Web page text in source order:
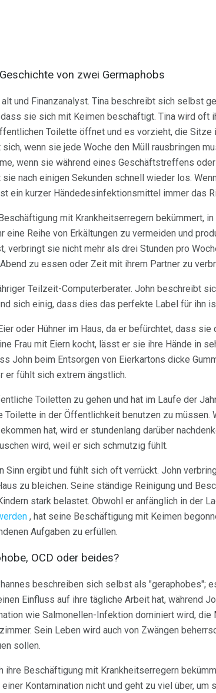
von zwei Germaphobs
und Finanzanalyst. Tina beschreibt sich selbst
sie sich mit Keimen beschäftigt. Tina wird oft
Toilette öffnet und es vorzieht, die Sitze
sich, wenn sie jede Woche den Müll rausbringen
wenn sie während eines Geschäftstreffens
nach einigen Sekunden schnell wieder los.
ein kurzer Händedesinfektionsmittel immer das
mit Krankheitserregern bekümmert,
eine Reihe von Erkältungen zu vermeiden und
verbringt sie nicht mehr als drei Stunden pro
zu essen oder Zeit mit ihrem Partner zu
Teilzeit-Computerberater. John beschreibt
sich einig, dass dies das perfekte Label für ihn
oder Hühner im Haus, da er befürchtet, dass
Frau mit Eiern kocht, lässt er sie ihre Hände in
John beim Entsorgen von Eierkartons dicke
er fühlt sich extrem ängstlich.
Toiletten zu gehen und hat im Laufe der
Toilette in der Öffentlichkeit benutzen zu müssen.
hat, wird er stundenlang darüber
wird, weil er sich schmutzig fühlt.
Sinn ergibt und fühlt sich oft verrückt. John
zu bleichen. Seine ständige Reinigung und
stark belastet. Obwohl er anfänglich in der
, hat seine Beschäftigung mit Keimen
Aufgaben zu erfüllen.
OCD oder beides?
beschreiben sich selbst als "geraphobes";
Einfluss auf ihre tägliche Arbeit hat, während
wie Salmonellen-Infektion dominiert wird, die
Sein Leben wird auch von Zwängen
sollen.
ihre Beschäftigung mit Krankheitserregern
Kontamination nicht und geht zu viel über,